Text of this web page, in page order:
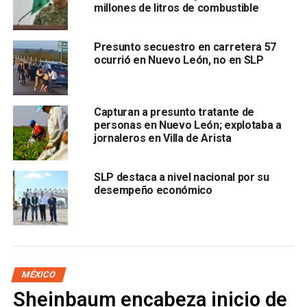
“Sácame las esposas, hijo de tu puta madre
Treviño cuando logran arrestarlo.
La Secretaría de Seguridad Pública y Vialidad de Apodaca
informó por medio de un comunicado que los hechos
sucedieron el día 26 de noviembre alrededor de las 22:45
horas, en las calles de Mariano Jiménez y Jerónimo
Treviño.
Se especula que el funcionario con el que pudo haberse
comunicado se trate deVíctor Navarro, Secretario de
millones de litros de combustible
Presunto secuestro en carretera 57
ocurrió en Nuevo León, no en SLP
Capturan a presunto tratante de
personas en Nuevo León; explotaba a
jornaleros en Villa de Arista
SLP destaca a nivel nacional por su
desempeño económico
MÉXICO
Sheinbaum encabeza inicio de